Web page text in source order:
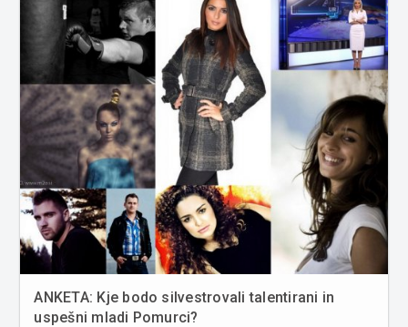
ANKETA: Kje bodo silvestrovali talentirani in
uspešni mladi Pomurci?